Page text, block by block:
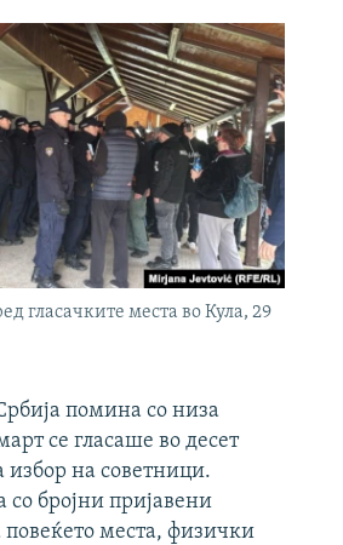
гласачките места во Кула, 29
помина со низа
се гласаше во десет
на советници.
со бројни пријавени
повеќето места, физички